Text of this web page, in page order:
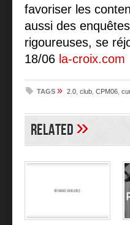
favoriser les
aussi des
rigoureuses, se
18/06 la-croix.com
TAGS » 2.0 club CPM06
Related»